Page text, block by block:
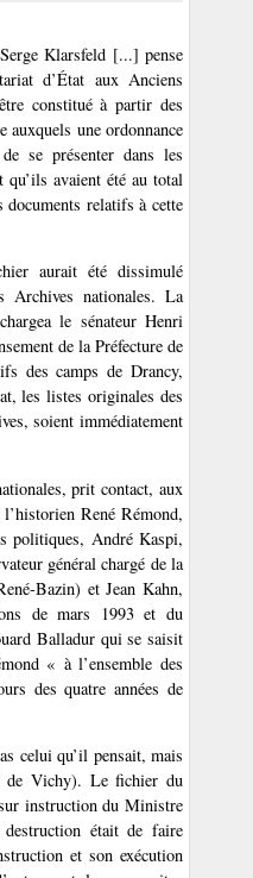
Klarsfeld [...] pense
d’État aux Anciens
constitué à partir des
une ordonnance
se présenter dans les
avaient été au total
documents relatifs à cette
aurait été dissimulé
Archives nationales. La
le sénateur Henri
de la Préfecture de
des camps de Drancy,
les listes originales des
soient immédiatement
prit contact, aux
René Rémond,
politiques, André Kaspi,
général chargé de la
Bazin) et Jean Kahn,
de mars 1993 et du
Balladur qui se saisit
« à l’ensemble des
des quatre années de
celui qu’il pensait, mais
de Vichy). Le fichier du
instruction du Ministre
était de faire
et son exécution